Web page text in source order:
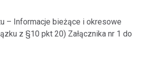
– Informacje bieżące i okresowe
z §10 pkt 20) Załącznika nr 1 do